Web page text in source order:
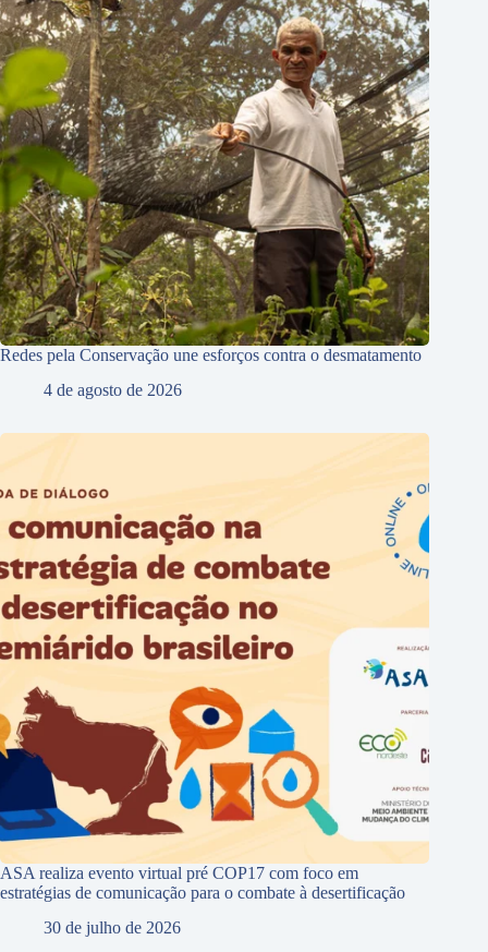
Redes pela Conservação une esforços contra o desmatamento
4 de agosto de 2026
ASA realiza evento virtual pré COP17 com foco em
estratégias de comunicação para o combate à desertificação
30 de julho de 2026